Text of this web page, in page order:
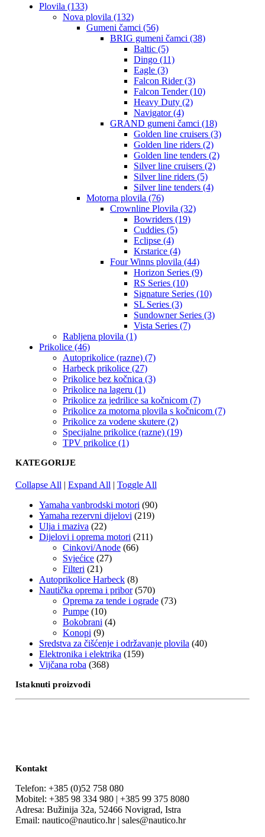
Plovila (133)
Nova plovila (132)
Gumeni čamci (56)
BRIG gumeni čamci (38)
Baltic (5)
Dingo (11)
Eagle (3)
Falcon Rider (3)
Falcon Tender (10)
Heavy Duty (2)
Navigator (4)
GRAND gumeni čamci (18)
Golden line cruisers (3)
Golden line riders (2)
Golden line tenders (2)
Silver line cruisers (2)
Silver line riders (5)
Silver line tenders (4)
Motorna plovila (76)
Crownline Plovila (32)
Bowriders (19)
Cuddies (5)
Eclipse (4)
Krstarice (4)
Four Winns plovila (44)
Horizon Series (9)
RS Series (10)
Signature Series (10)
SL Series (3)
Sundowner Series (3)
Vista Series (7)
Rabljena plovila (1)
Prikolice (46)
Autoprikolice (razne) (7)
Harbeck prikolice (27)
Prikolice bez kočnica (3)
Prikolice na lageru (1)
Prikolice za jedrilice sa kočnicom (7)
Prikolice za motorna plovila s kočnicom (7)
Prikolice za vodene skutere (2)
Specijalne prikolice (razne) (19)
TPV prikolice (1)
KATEGORIJE
Collapse All | Expand All | Toggle All
Yamaha vanbrodski motori (90)
Yamaha rezervni dijelovi (219)
Ulja i maziva (22)
Dijelovi i oprema motori (211)
Cinkovi/Anode (66)
Svjećice (27)
Filteri (21)
Autoprikolice Harbeck (8)
Nautička oprema i pribor (570)
Oprema za tende i ograde (73)
Pumpe (10)
Bokobrani (4)
Konopi (9)
Sredstva za čišćenje i održavanje plovila (40)
Elektronika i elektrika (159)
Vijčana roba (368)
Istaknuti proizvodi
Kontakt
Telefon: +385 (0)52 758 080
Mobitel: +385 98 334 980 | +385 99 375 8080
Adresa: Bužinija 32a, 52466 Novigrad, Istra
Email: nautico@nautico.hr | sales@nautico.hr